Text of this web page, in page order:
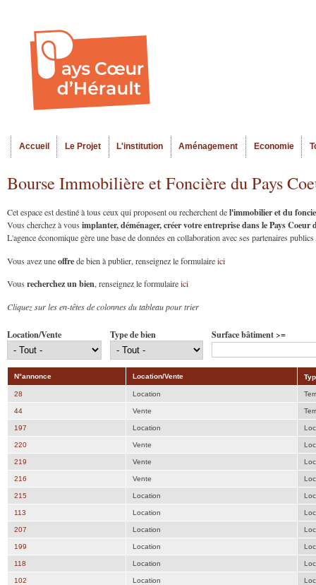
Menu principal
Accueil Le Projet L'institution Aménagement Economie
Bourse Immobilière et Foncière du Pays
Cet espace est destiné à tous ceux qui proposent ou recherchent del'immobilier et du
Vous cherchez à vous implanter, déménager, créer votre entreprise dans le Pays
L'agence économique gère une base de données en collaboration avec ses partenaires
Vous avez uneoffrede bien à publier, renseignez le formulaireici
Vous recherchez un bien, renseignez le formulaireici
Cliquez sur les en-têtes de colonnes du tableau pour trier
Location/Vente Type de bien Surface bâtiment >=
N°annonce Location/Vente
28 Location
44 Vente
197 Location
220 Vente
219 Vente
216 Vente
215 Location
113 Location
207 Location
199 Location
118 Location
102 Location